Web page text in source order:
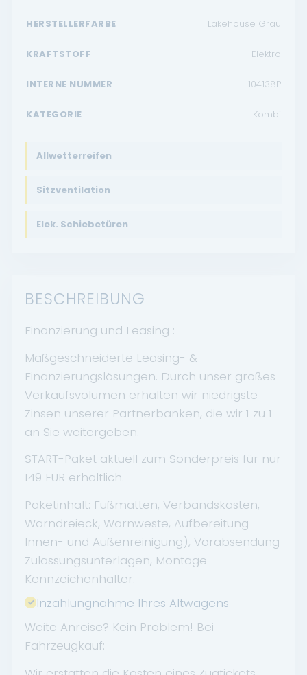
HERSTELLERFARBE Lakehouse Grau
KRAFTSTOFF Elektro
INTERNE NUMMER 104138P
KATEGORIE Kombi
Allwetterreifen
Sitzventilation
Elek. Schiebetüren
BESCHREIBUNG
Finanzierung und Leasing :
Maßgeschneiderte Leasing- &
Finanzierungslösungen. Durch unser großes
Verkaufsvolumen erhalten wir niedrigste
Zinsen unserer Partnerbanken, die wir 1 zu 1
an Sie weitergeben.
START-Paket aktuell zum Sonderpreis für nur
149 EUR erhältlich.
Paketinhalt: Fußmatten, Verbandskasten,
Warndreieck, Warnweste, Aufbereitung
Innen- und Außenreinigung), Vorabsendung
Zulassungsunterlagen, Montage
Kennzeichenhalter.
Inzahlungnahme Ihres Altwagens
Weite Anreise? Kein Problem! Bei
Fahrzeugkauf: